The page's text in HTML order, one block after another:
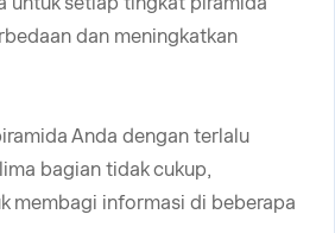
dan meningkatkan
Anda dengan terlalu
bagian tidak cukup,
membagi informasi di beberapa